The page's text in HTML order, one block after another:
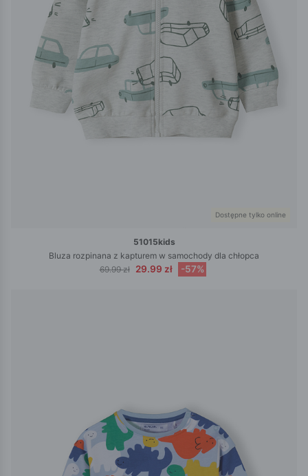
Dostępne tylko online
51015kids
Bluza rozpinana z kapturem w samochody dla chłopca
69.99 zł
29.99 zł -57%